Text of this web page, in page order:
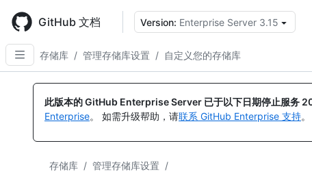
main
content
GitHub 文档 Version: Enterprise Server 3.15
存储库 / 管理存储库设置 / 自定义您的存储库
此版本的 GitHub Enterprise Server 已于以下日期停止服务
Enterprise。 如需升级帮助，请联系 GitHub Enterprise 支持。
存储库 / 管理存储库设置 /